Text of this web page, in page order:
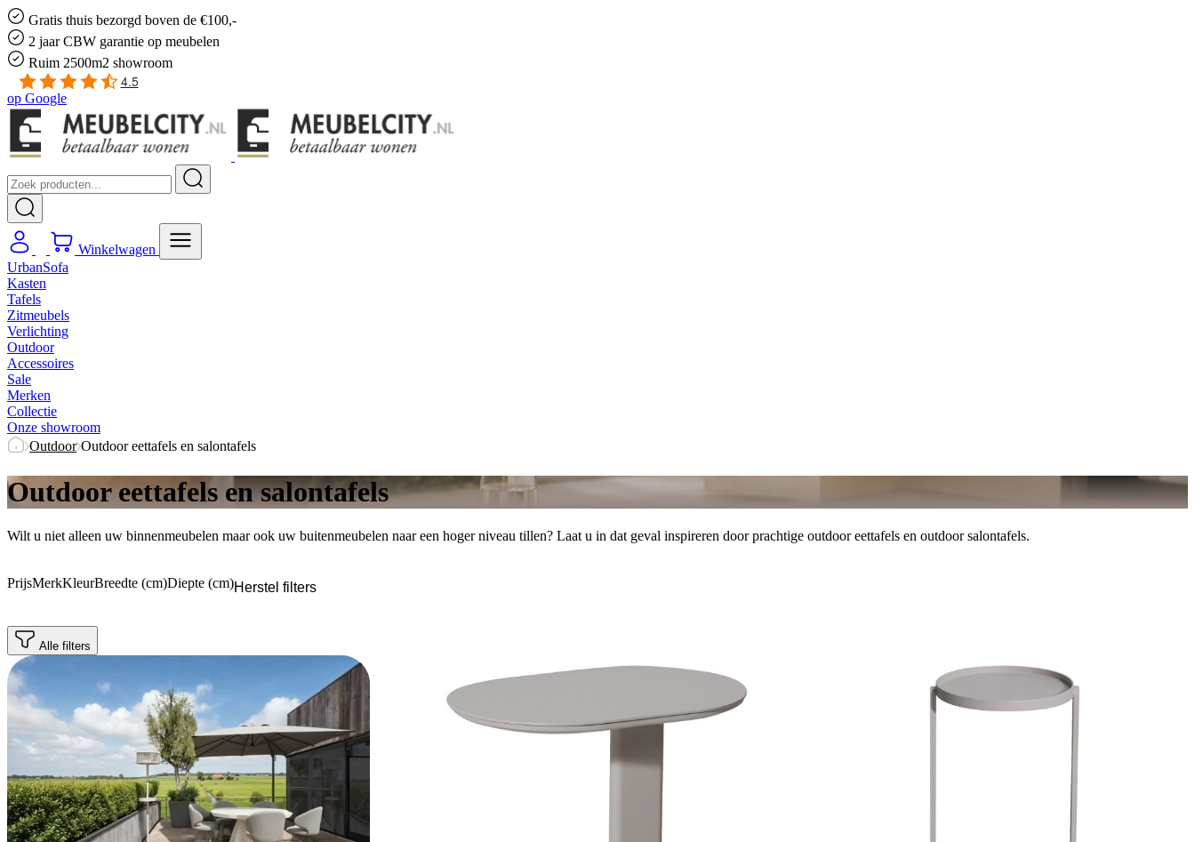
Gratis thuis bezorgd boven de €100,-
2 jaar CBW garantie op meubelen
Ruim 2500m2 showroom
4.5
op Google
Winkelwagen
UrbanSofa
Kasten
Tafels
Zitmeubels
Verlichting
Outdoor
Accessoires
Sale
Merken
Collectie
Onze showroom
Outdoor Outdoor eettafels en salontafels
Outdoor eettafels en salontafels
Wilt u niet alleen uw binnenmeubelen maar ook uw buitenmeubelen naar een hoger niveau tillen? Laat u in dat geval inspireren door prachtige outdoor eettafels en outdoor salontafels.
PrijsMerkKleurBreedte (cm)Diepte (cm)Herstel filters
Alle filters